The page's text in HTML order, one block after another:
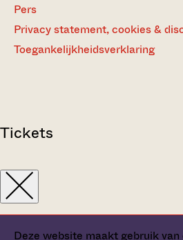
Deze website maakt gebruik
Pers
Privacy statement, cookies &
Toegankelijkheidsverklaring
Tickets